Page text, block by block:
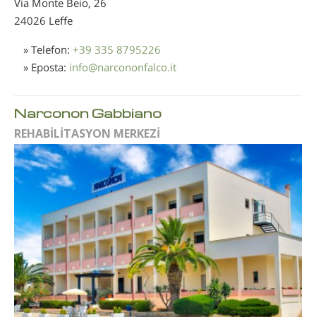
24026 Leffe
» Telefon: +39 335 8795226
» Eposta: info@narcononfalco.it
Narconon Gabbiano
REHABİLİTASYON MERKEZİ